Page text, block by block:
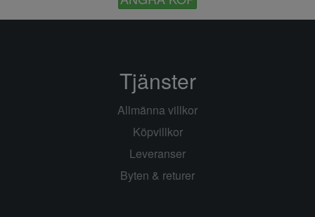
Tjänster
Allmänna villkor
Köpvillkor
Leveranser
Byten & returer